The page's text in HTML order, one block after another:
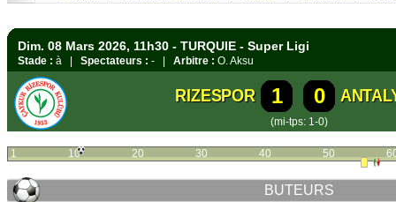
Dim. 08 Mars 2026, 11h30 - TURQUIE - Super Ligi
Stade : à | Spectateurs : - | Arbitre : O. Aksu
RIZESPOR 1 0
(mi-tps: 1-0)
1 10 20 30 40 50
BUTEURS